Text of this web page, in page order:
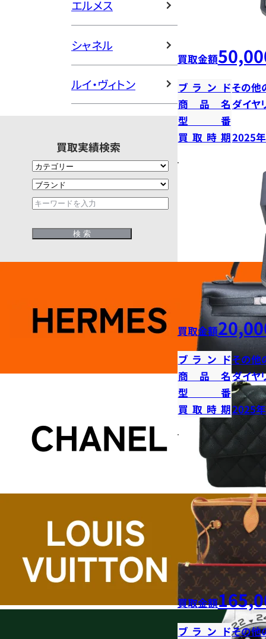
エルメス
シャネル
ルイ・ヴィトン
買取実績検索
買取金額
ブランドその他
商品名ダイヤ
型番
買取時期2025
買取金額
ブランドその他
商品名ダイヤ
型番
買取時期2025
買取金額
ブランドその他